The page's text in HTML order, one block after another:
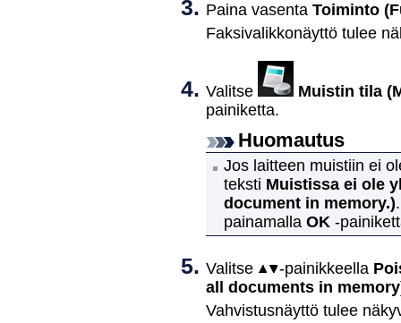
Paina vasenta Toiminto
Faksivalikkonäyttö tulee
Valitse Muistin tila
painiketta.
Huomautus
Jos laitteen muistiin ei
teksti Muistissa ei ole
document in memory.).
painamalla OK -
Valitse -painikkeella
all documents in
Vahvistusnäyttö tulee